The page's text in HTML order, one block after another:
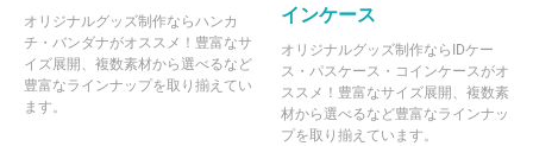
オリジナルグッズ制作ならハンカ
チ・バンダナがオススメ！豊富なサ
イズ展開、複数素材から選べるなど
豊富なラインナップを取り揃えてい
ます。
インケース
オリジナルグッズ制作ならIDケー
ス・パスケース・コインケースがオ
ススメ！豊富なサイズ展開、複数素
材から選べるなど豊富なラインナッ
プを取り揃えています。